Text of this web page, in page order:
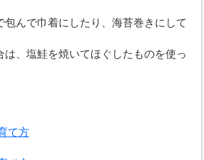
包んで巾着にしたり、海苔巻きにして
は、塩鮭を焼いてほぐしたものを使っ
て方